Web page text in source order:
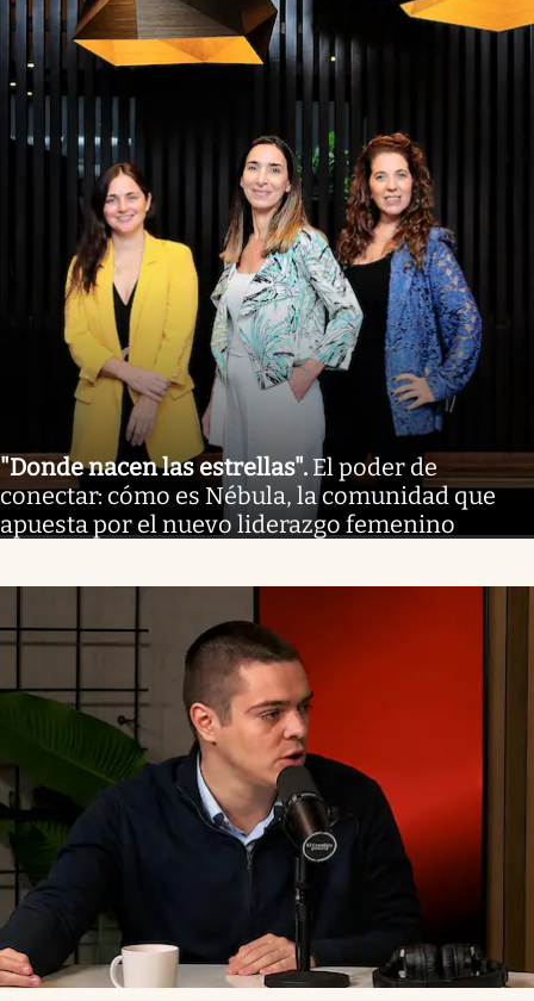
"Donde nacen las estrellas". El poder de
conectar: cómo es Nébula, la comunidad que
apuesta por el nuevo liderazgo femenino